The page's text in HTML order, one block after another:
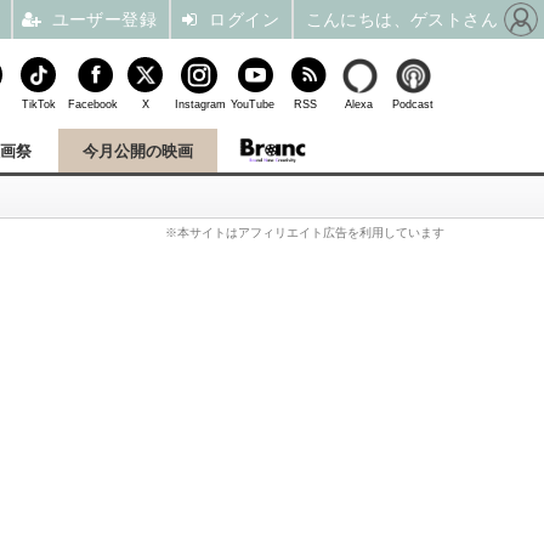
祭 今月公開の映画
※本サイトはアフィリエイト広告を利用しています
TikTok Facebook X Instagram YouTube RSS Alexa Podcast
ユーザー登録 ログイン こんにちは、ゲストさん